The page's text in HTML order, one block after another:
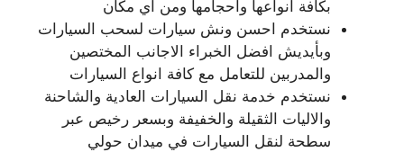
بكافة انواعها واحجامها ومن اي مكان
نستخدم احسن ونش سيارات لسحب السيارات
وبأيديش افضل الخبراء الاجانب المختصين
والمدربين للتعامل مع كافة انواع السيارات
نستخدم خدمة نقل السيارات العادية والشاحنة
والاليات الثقيلة والخفيفة وبسعر رخيص عبر
سطحة لنقل السيارات في ميدان حولي